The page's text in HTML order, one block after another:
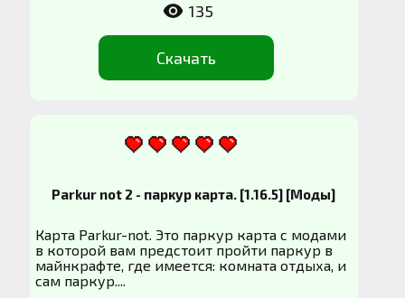
Скачать
135
Parkur not 2 - паркур карта. [1.16.5] [Моды]
Карта Parkur-not. Это паркур карта с модами
в которой вам предстоит пройти паркур в
майнкрафте, где имеется: комната отдыха, и
сам паркур....